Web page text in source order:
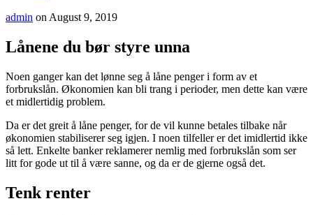
admin on August 9, 2019
Lånene du bør styre unna
Noen ganger kan det lønne seg å låne penger i form av et
forbrukslån. Økonomien kan bli trang i perioder, men dette kan være
et midlertidig problem.
Da er det greit å låne penger, for de vil kunne betales tilbake når
økonomien stabiliserer seg igjen. I noen tilfeller er det imidlertid ikke
så lett. Enkelte banker reklamerer nemlig med forbrukslån som ser
litt for gode ut til å være sanne, og da er de gjerne også det.
Tenk renter